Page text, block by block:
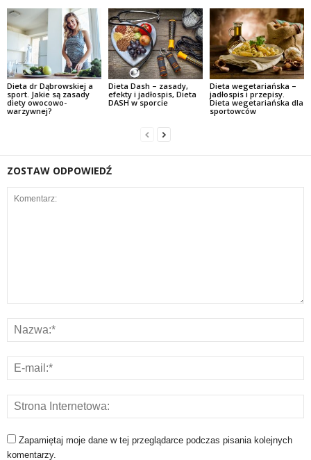
Dieta dr Dąbrowskiej a
sport. Jakie są zasady
diety owocowo-
warzywnej?
Dieta Dash – zasady,
efekty i jadłospis, Dieta
DASH w sporcie
Dieta wegetariańska –
jadłospis i przepisy.
Dieta wegetariańska dla
sportowców
ZOSTAW ODPOWIEDŹ
Zapamiętaj moje dane w tej przeglądarce podczas pisania kolejnych
komentarzy.